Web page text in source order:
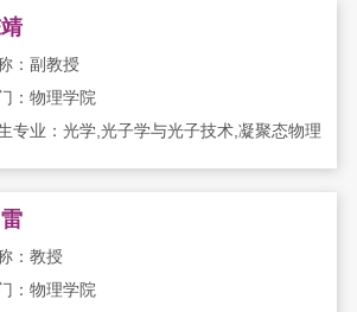
：副教授
：物理学院
专业：光学,光子学与光子技术,凝聚态物理
：教授
：物理学院